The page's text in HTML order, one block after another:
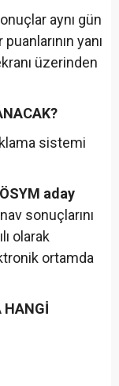
aynı gün
yanı
üzerinden
sistemi
aday
sonuçlarını
olarak
ortamda
HANGİ